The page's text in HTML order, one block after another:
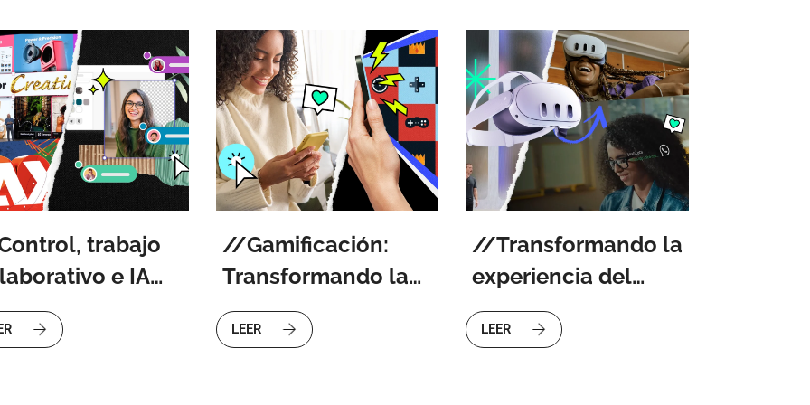
trabajo
e IA
transformar la
en equipos
Gamificación:
Transformando la
experiencia de
usuario a través del
LEER
Transformando la
experiencia del
usuario con
innovación UX/UI
LEER